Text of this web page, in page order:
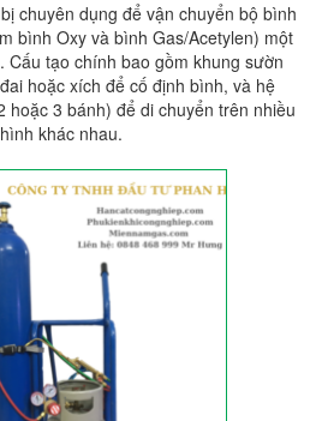
chuyên dụng để vận chuyển bộ bình
bình Oxy và bình Gas/Acetylen) một
Cấu tạo chính bao gồm khung sườn
hoặc xích để cố định bình, và hệ
hoặc 3 bánh) để di chuyển trên nhiều
khác nhau.